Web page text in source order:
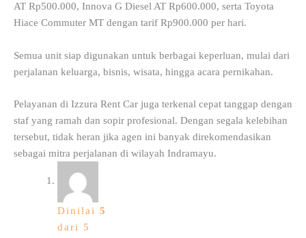
AT Rp500.000, Innova G Diesel AT Rp600.000, serta Toyota
Hiace Commuter MT dengan tarif Rp900.000 per hari.
Semua unit siap digunakan untuk berbagai keperluan, mulai dari
perjalanan keluarga, bisnis, wisata, hingga acara pernikahan.
Pelayanan di Izzura Rent Car juga terkenal cepat tanggap dengan
staf yang ramah dan sopir profesional. Dengan segala kelebihan
tersebut, tidak heran jika agen ini banyak direkomendasikan
sebagai mitra perjalanan di wilayah Indramayu.
Dinilai 5
dari 5